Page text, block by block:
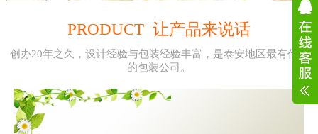
PRODUCT 让产品来说话
创办20年之久，设计经验与包装经验丰富，是泰安地区最有代表
的包装公司。